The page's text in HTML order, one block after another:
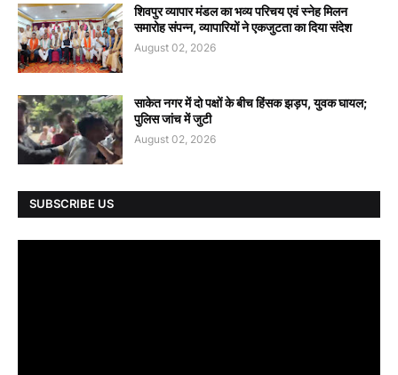
शिवपुर व्यापार मंडल का भव्य परिचय एवं स्नेह मिलन
समारोह संपन्न, व्यापारियों ने एकजुटता का दिया संदेश
August 02, 2026
साकेत नगर में दो पक्षों के बीच हिंसक झड़प, युवक घायल;
पुलिस जांच में जुटी
August 02, 2026
SUBSCRIBE US